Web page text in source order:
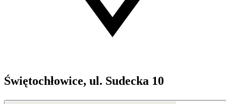
Świętochłowice, ul. Sudecka 10